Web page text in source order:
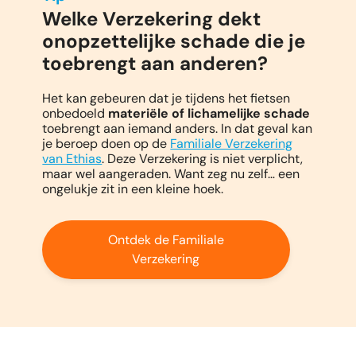
Welke Verzekering dekt
onopzettelijke schade die je
toebrengt aan anderen?
Het kan gebeuren dat je tijdens het fietsen
onbedoeld materiële of lichamelijke schade
toebrengt aan iemand anders. In dat geval kan
je beroep doen op de Familiale Verzekering
van Ethias. Deze Verzekering is niet verplicht,
maar wel aangeraden. Want zeg nu zelf… een
ongelukje zit in een kleine hoek.
Ontdek de Familiale
Verzekering